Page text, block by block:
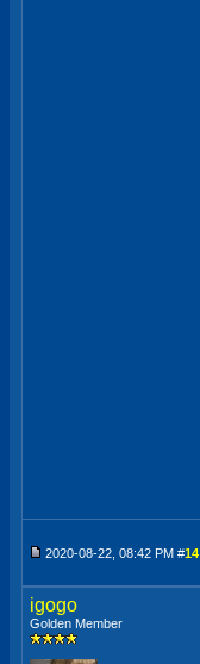
2020-08-22, 08:42 PM #14
igogo
Golden Member